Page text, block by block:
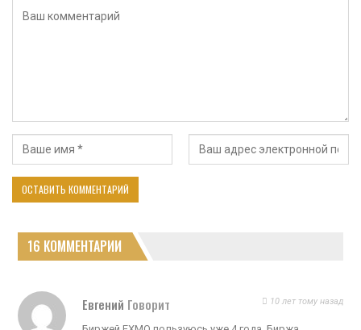
16 КОММЕНТАРИИ
Евгений Говорит 10 лет тому назад